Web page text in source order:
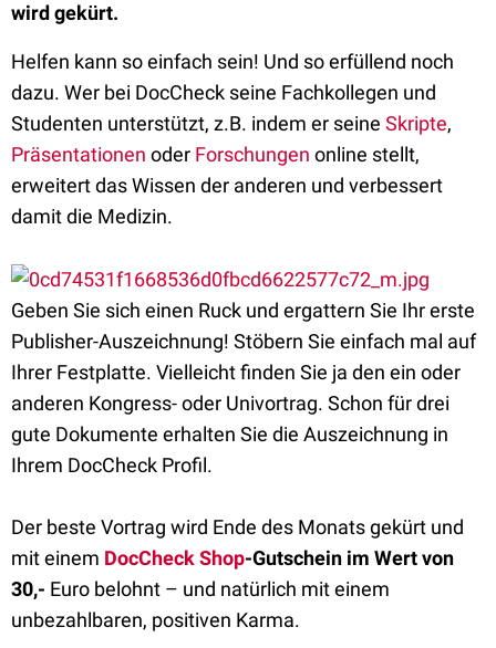
wird gekürt.
Helfen kann so einfach sein! Und so erfüllend noch
dazu. Wer bei DocCheck seine Fachkollegen und
Studenten unterstützt, z.B. indem er seine Skripte,
Präsentationen oder Forschungen online stellt,
erweitert das Wissen der anderen und verbessert
damit die Medizin.
Geben Sie sich einen Ruck und ergattern Sie Ihr erste
Publisher-Auszeichnung! Stöbern Sie einfach mal auf
Ihrer Festplatte. Vielleicht finden Sie ja den ein oder
anderen Kongress- oder Univortrag. Schon für drei
gute Dokumente erhalten Sie die Auszeichnung in
Ihrem DocCheck Profil.
Der beste Vortrag wird Ende des Monats gekürt und
mit einem DocCheck Shop-Gutschein im Wert von
30,- Euro belohnt – und natürlich mit einem
unbezahlbaren, positiven Karma.